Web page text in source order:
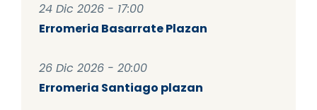
24 Dic 2026 - 17:00
Erromeria Basarrate Plazan
26 Dic 2026 - 20:00
Erromeria Santiago plazan